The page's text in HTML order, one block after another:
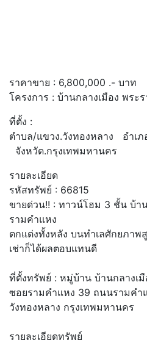
ราคาขาย : 6,800,000 .- บาท
โครงการ : บ้านกลางเมือง พระ
ที่ตั้ง :
ตำบล/แขวง.วังทองหลาง อำเภ
จังหวัด.กรุงเทพมหานคร
รายละเอียด
รหัสทรัพย์ : 66815
ขายด่วน!! : ทาวน์โฮม 3 ชั้น บ้า
รามคำแหง
ตกแต่งทั้งหลัง บนทำเลศักยภาพ
เช่าก็ได้ผลตอบแทนดี
ที่ตั้งทรัพย์ : หมู่บ้าน บ้านกลางเ
ซอยรามคำแหง 39 ถนนรามคำ
วังทองหลาง กรุงเทพมหานคร
รายละเอียดทรัพย์